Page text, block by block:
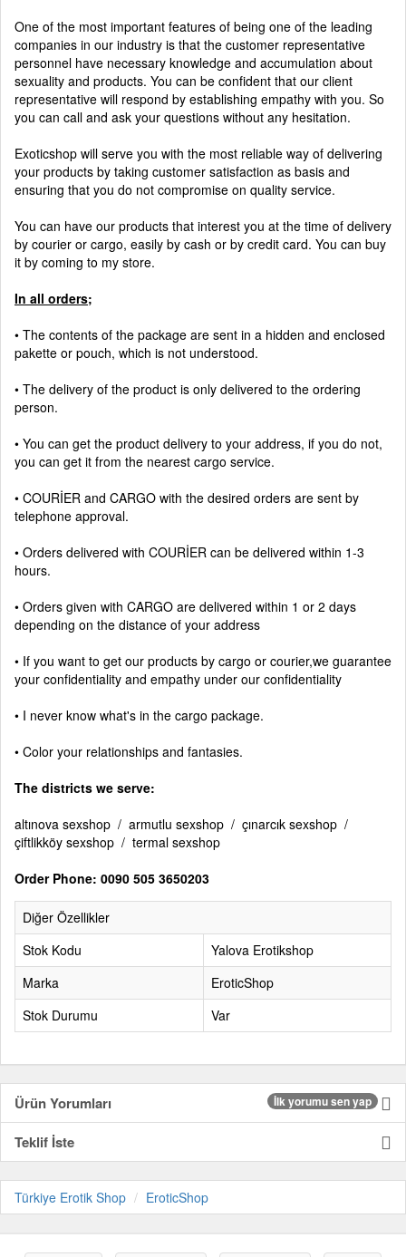
One of the most important features of being one of the leading
companies in our industry is that the customer representative
personnel have necessary knowledge and accumulation about
sexuality and products. You can be confident that our client
representative will respond by establishing empathy with you. So
you can call and ask your questions without any hesitation.
Exoticshop will serve you with the most reliable way of delivering
your products by taking customer satisfaction as basis and
ensuring that you do not compromise on quality service.
You can have our products that interest you at the time of delivery
by courier or cargo, easily by cash or by credit card. You can buy
it by coming to my store.
In all orders;
• The contents of the package are sent in a hidden and enclosed
pakette or pouch, which is not understood.
• The delivery of the product is only delivered to the ordering
person.
• You can get the product delivery to your address, if you do not,
you can get it from the nearest cargo service.
• COURİER and CARGO with the desired orders are sent by
telephone approval.
• Orders delivered with COURİER can be delivered within 1-3
hours.
• Orders given with CARGO are delivered within 1 or 2 days
depending on the distance of your address
• If you want to get our products by cargo or courier,we guarantee
your confidentiality and empathy under our confidentiality
• I never know what's in the cargo package.
• Color your relationships and fantasies.
The districts we serve:
altınova sexshop / armutlu sexshop / çınarcık sexshop /
çiftlikköy sexshop / termal sexshop
Order Phone: 0090 505 3650203
Diğer Özellikler
Stok Kodu
Yalova Erotikshop
Marka
EroticShop
Stok Durumu
Var
Ürün Yorumları İlk yorumu sen yap
Teklif İste
Türkiye Erotik Shop EroticShop